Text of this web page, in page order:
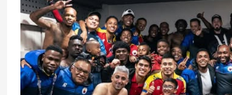
tras
vencer
al
Tolima.